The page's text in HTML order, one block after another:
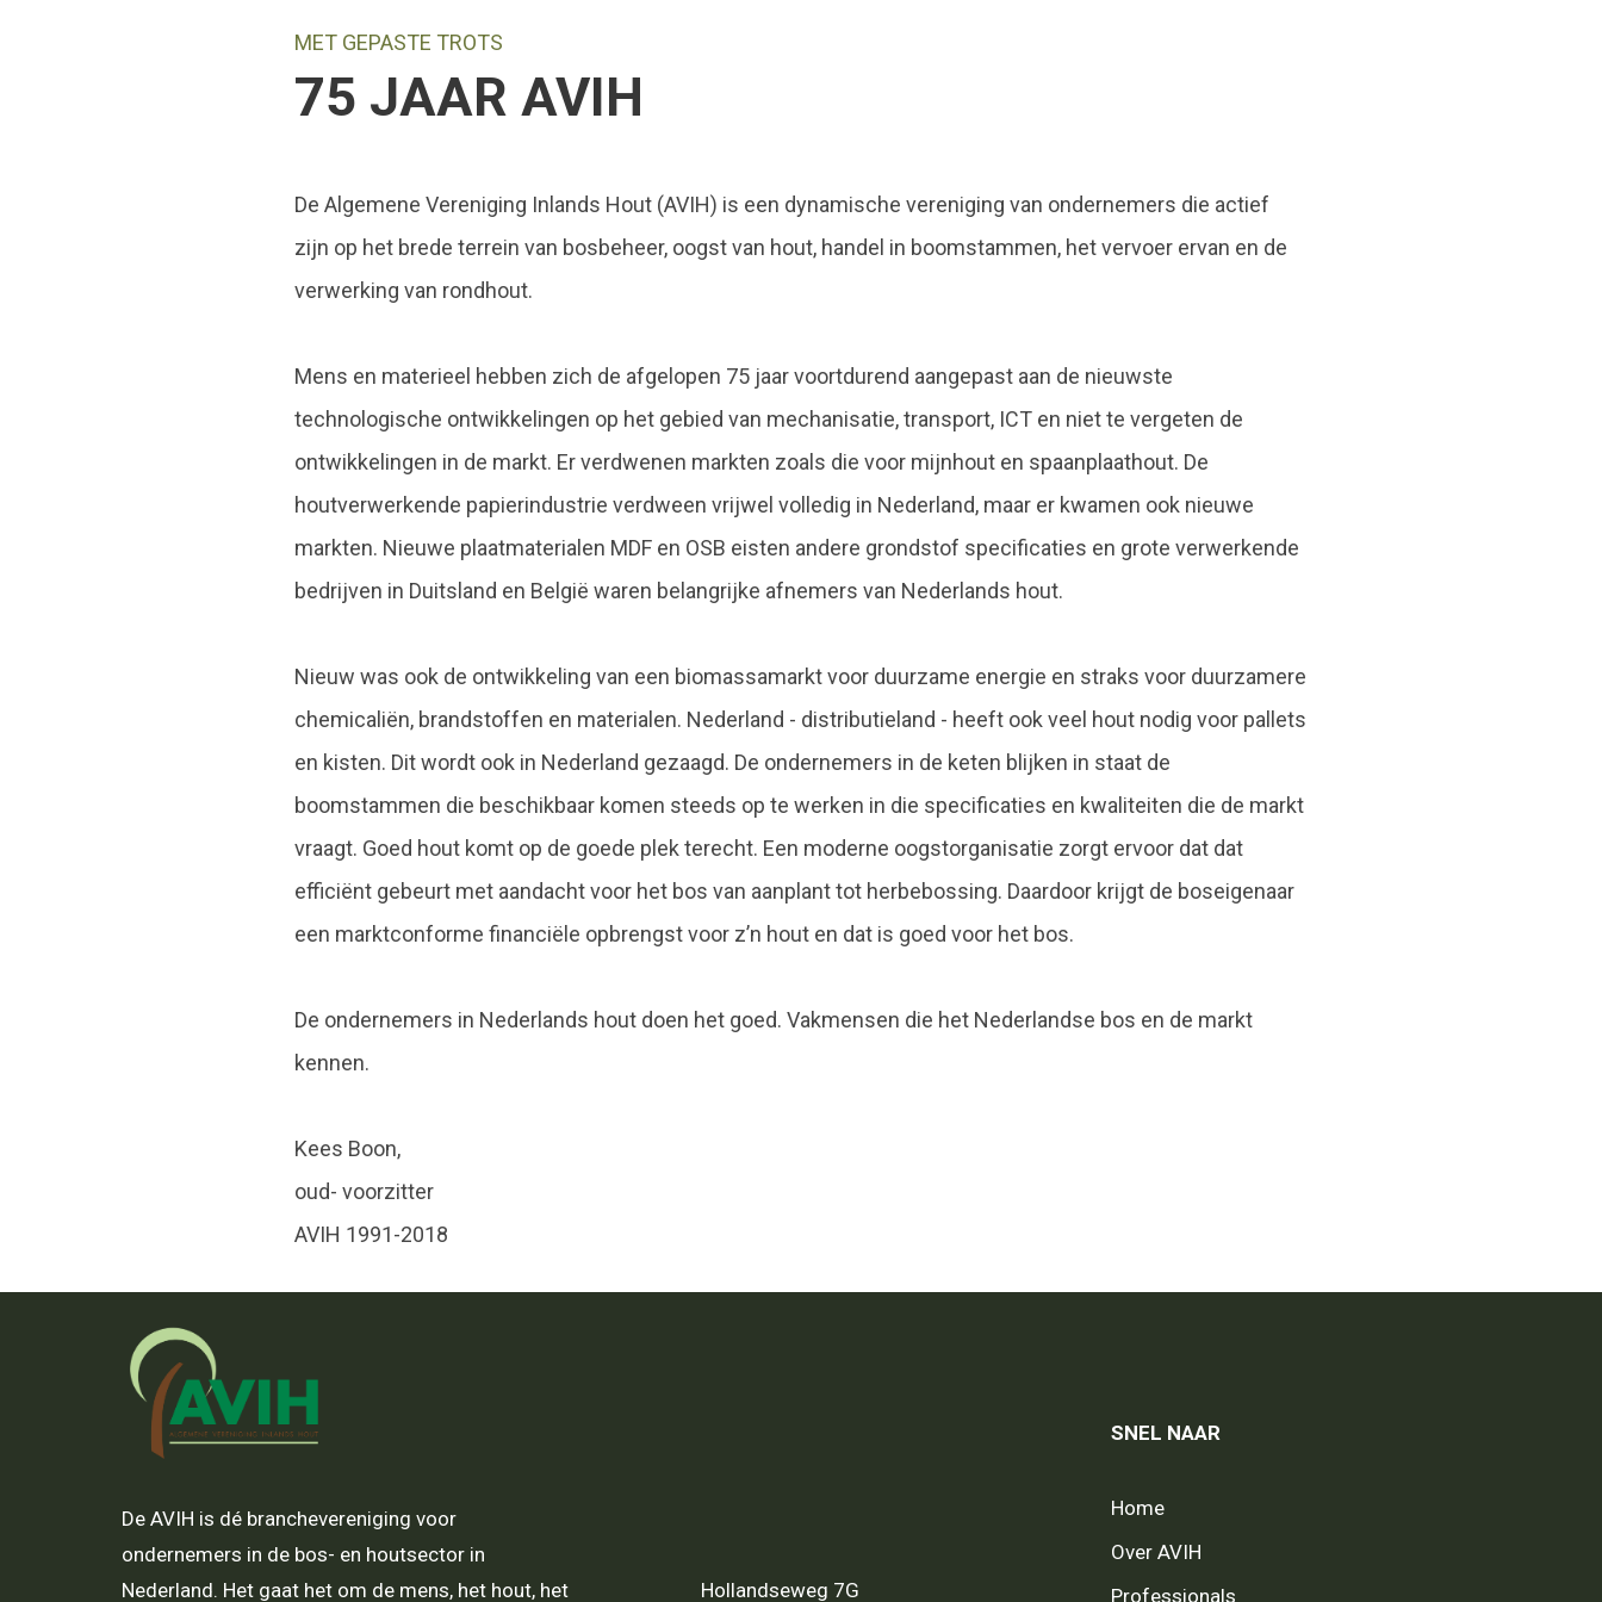
MET GEPASTE TROTS
75 JAAR AVIH
De Algemene Vereniging Inlands Hout (AVIH) is een dynamische vereniging van ondernemers die actief
zijn op het brede terrein van bosbeheer, oogst van hout, handel in boomstammen, het vervoer ervan en de
verwerking van rondhout.
Mens en materieel hebben zich de afgelopen 75 jaar voortdurend aangepast aan de nieuwste
technologische ontwikkelingen op het gebied van mechanisatie, transport, ICT en niet te vergeten de
ontwikkelingen in de markt. Er verdwenen markten zoals die voor mijnhout en spaanplaathout. De
houtverwerkende papierindustrie verdween vrijwel volledig in Nederland, maar er kwamen ook nieuwe
markten. Nieuwe plaatmaterialen MDF en OSB eisten andere grondstof specificaties en grote verwerkende
bedrijven in Duitsland en België waren belangrijke afnemers van Nederlands hout.
Nieuw was ook de ontwikkeling van een biomassamarkt voor duurzame energie en straks voor duurzamere
chemicaliën, brandstoffen en materialen. Nederland - distributieland - heeft ook veel hout nodig voor pallets
en kisten. Dit wordt ook in Nederland gezaagd. De ondernemers in de keten blijken in staat de
boomstammen die beschikbaar komen steeds op te werken in die specificaties en kwaliteiten die de markt
vraagt. Goed hout komt op de goede plek terecht. Een moderne oogstorganisatie zorgt ervoor dat dat
efficiënt gebeurt met aandacht voor het bos van aanplant tot herbebossing. Daardoor krijgt de boseigenaar
een marktconforme financiële opbrengst voor z’n hout en dat is goed voor het bos.
De ondernemers in Nederlands hout doen het goed. Vakmensen die het Nederlandse bos en de markt
kennen.
Kees Boon,
oud- voorzitter
AVIH 1991-2018
De AVIH is dé branchevereniging voor
ondernemers in de bos- en houtsector in
Nederland. Het gaat het om de mens, het hout, het
Hollandseweg 7G
SNEL NAAR
Home
Over AVIH
Professionals